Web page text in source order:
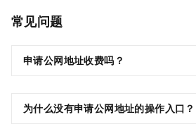
常见问题
申请公网地址收费吗？
为什么没有申请公网地址的操作入口？